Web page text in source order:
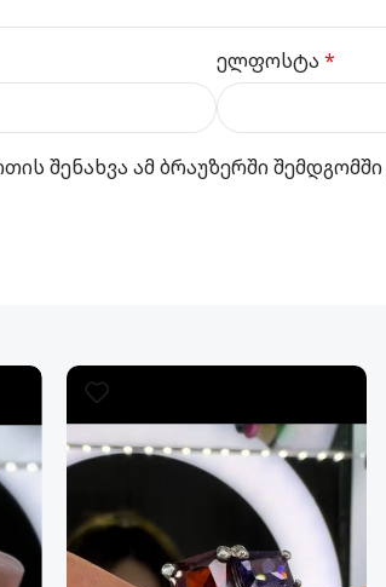
ელფოსტა *
შენახვა ამ ბრაუზერში